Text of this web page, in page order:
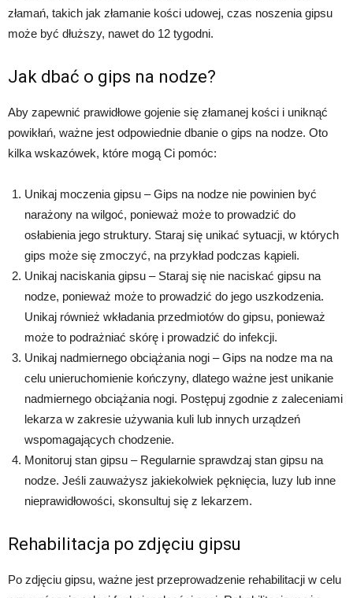
złamań, takich jak złamanie kości udowej, czas noszenia gipsu
może być dłuższy, nawet do 12 tygodni.
Jak dbać o gips na nodze?
Aby zapewnić prawidłowe gojenie się złamanej kości i uniknąć
powikłań, ważne jest odpowiednie dbanie o gips na nodze. Oto
kilka wskazówek, które mogą Ci pomóc:
Unikaj moczenia gipsu – Gips na nodze nie powinien być
narażony na wilgoć, ponieważ może to prowadzić do
osłabienia jego struktury. Staraj się unikać sytuacji, w których
gips może się zmoczyć, na przykład podczas kąpieli.
Unikaj naciskania gipsu – Staraj się nie naciskać gipsu na
nodze, ponieważ może to prowadzić do jego uszkodzenia.
Unikaj również wkładania przedmiotów do gipsu, ponieważ
może to podrażniać skórę i prowadzić do infekcji.
Unikaj nadmiernego obciążania nogi – Gips na nodze ma na
celu unieruchomienie kończyny, dlatego ważne jest unikanie
nadmiernego obciążania nogi. Postępuj zgodnie z zaleceniami
lekarza w zakresie używania kuli lub innych urządzeń
wspomagających chodzenie.
Monitoruj stan gipsu – Regularnie sprawdzaj stan gipsu na
nodze. Jeśli zauważysz jakiekolwiek pęknięcia, luzy lub inne
nieprawidłowości, skonsultuj się z lekarzem.
Rehabilitacja po zdjęciu gipsu
Po zdjęciu gipsu, ważne jest przeprowadzenie rehabilitacji w celu